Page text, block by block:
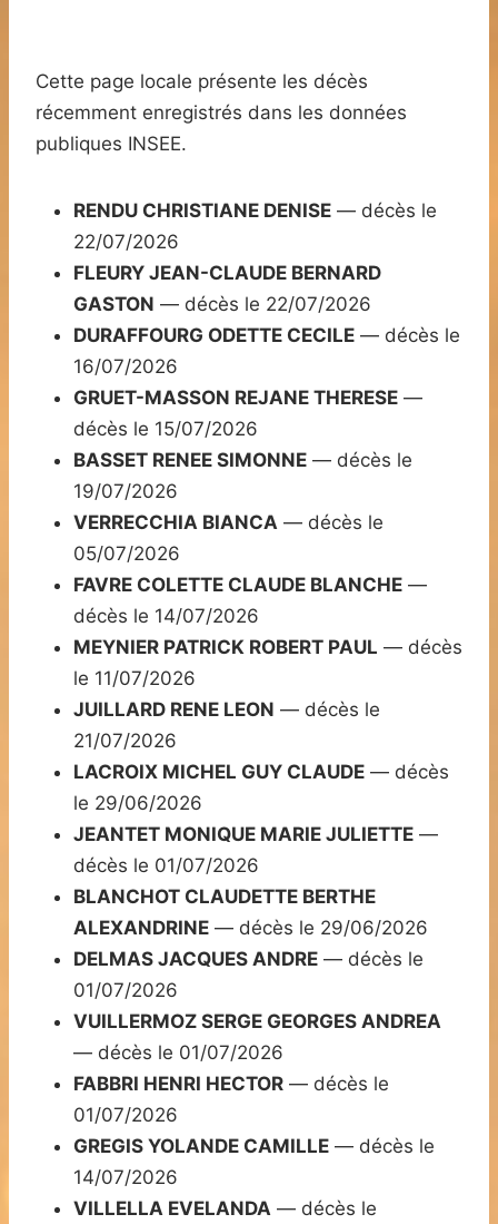
Cette page locale présente les décès
récemment enregistrés dans les données
publiques INSEE.
RENDU CHRISTIANE DENISE — décès le
22/07/2026
FLEURY JEAN-CLAUDE BERNARD
GASTON — décès le 22/07/2026
DURAFFOURG ODETTE CECILE — décès le
16/07/2026
GRUET-MASSON REJANE THERESE —
décès le 15/07/2026
BASSET RENEE SIMONNE — décès le
19/07/2026
VERRECCHIA BIANCA — décès le
05/07/2026
FAVRE COLETTE CLAUDE BLANCHE —
décès le 14/07/2026
MEYNIER PATRICK ROBERT PAUL — décès
le 11/07/2026
JUILLARD RENE LEON — décès le
21/07/2026
LACROIX MICHEL GUY CLAUDE — décès
le 29/06/2026
JEANTET MONIQUE MARIE JULIETTE —
décès le 01/07/2026
BLANCHOT CLAUDETTE BERTHE
ALEXANDRINE — décès le 29/06/2026
DELMAS JACQUES ANDRE — décès le
01/07/2026
VUILLERMOZ SERGE GEORGES ANDREA
— décès le 01/07/2026
FABBRI HENRI HECTOR — décès le
01/07/2026
GREGIS YOLANDE CAMILLE — décès le
14/07/2026
VILLELLA EVELANDA — décès le